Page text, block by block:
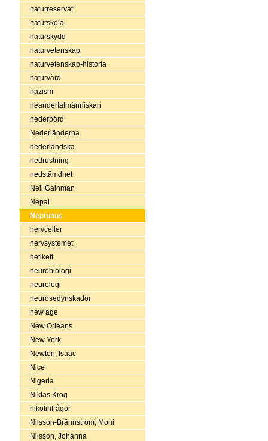
naturreservat
naturskola
naturskydd
naturvetenskap
naturvetenskap-historia
naturvård
nazism
neandertalmänniskan
nederbörd
Nederländerna
nederländska
nedrustning
nedstämdhet
Neil Gainman
Nepal
Neptunus
nervceller
nervsystemet
netikett
neurobiologi
neurologi
neurosedynskador
new age
New Orleans
New York
Newton, Isaac
Nice
Nigeria
Niklas Krog
nikotinfrågor
Nilsson-Brännström, Moni
Nilsson, Johanna